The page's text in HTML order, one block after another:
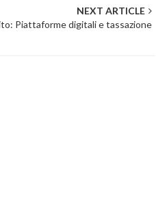
NEXT ARTICLE
Piattaforme digitali e tassazione